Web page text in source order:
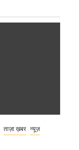
ताज़ा ख़बर
न्यूज़